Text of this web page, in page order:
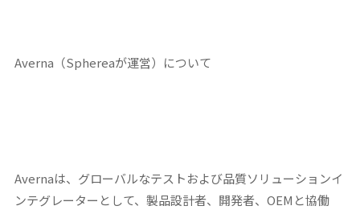
Averna（Sphereaが運営）について
Avernaは、グローバルなテストおよび品質ソリューションイ
ンテグレーターとして、製品設計者、開発者、OEMと協働